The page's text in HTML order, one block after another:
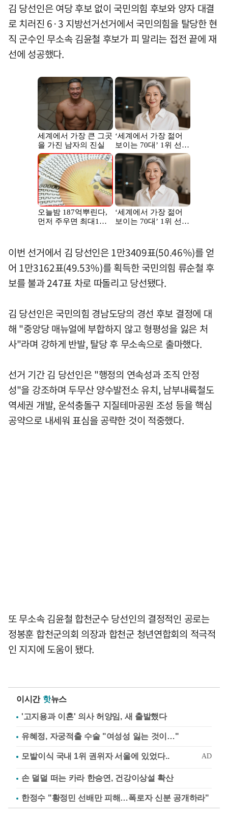
김 당선인은 여당 후보 없이 국민의힘 후보와 양자 대결
로 치러진 6·3 지방선거선거에서 국민의힘을 탈당한 현
직 군수인 무소속 김윤철 후보가 피 말리는 접전 끝에 재
선에 성공했다.
이번 선거에서 김 당선인은 1만3409표(50.46％)를 얻
어 1만3162표(49.53％)를 획득한 국민의힘 류순철 후
보를 불과 247표 차로 따돌리고 당선됐다.
김 당선인은 국민의힘 경남도당의 경선 후보 결정에 대
해 "중앙당 매뉴얼에 부합하지 않고 형평성을 잃은 처
사"라며 강하게 반발, 탈당 후 무소속으로 출마했다.
선거 기간 김 당선인은 "행정의 연속성과 조직 안정
성"을 강조하며 두무산 양수발전소 유치, 남부내륙철도
역세권 개발, 운석충돌구 지질테마공원 조성 등을 핵심
공약으로 내세워 표심을 공략한 것이 적중했다.
또 무소속 김윤철 합천군수 당선인의 결정적인 공로는
정봉훈 합천군의회 의장과 합천군 청년연합회의 적극적
인 지지에 도움이 됐다.
이시간 핫뉴스
'고지용과 이혼' 의사 허양임, 새 출발했다
유혜정, 자궁적출 수술 "여성성 잃는 것이…"
손 덜덜 떠는 카라 한승연, 건강이상설 확산
한정수 "황정민 선배만 피해…폭로자 신분 공개하라"